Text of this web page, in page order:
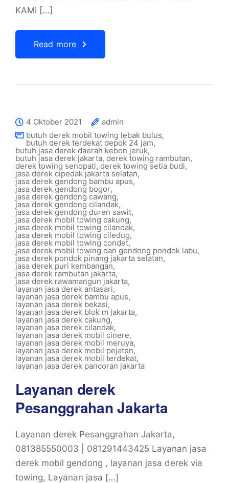
KAMI […]
Read more
4 Oktober 2021
admin
butuh derek mobil towing lebak bulus,
butuh derek terdekat depok 24 jam,
butuh jasa derek daerah kebon jeruk,
butuh jasa derek jakarta, derek towing rambutan,
derek towing senopati, derek towing setia budi,
jasa derek cipedak jakarta selatan,
jasa derek gendong bambu apus,
jasa derek gendong bogor,
jasa derek gendong cawang,
jasa derek gendong cilandak,
jasa derek gendong duren sawit,
jasa derek mobil towing cakung,
jasa derek mobil towing cilandak,
jasa derek mobil towing ciledug,
jasa derek mobil towing condet,
jasa derek mobil towing dan gendong pondok labu,
jasa derek pondok pinang jakarta selatan,
jasa derek puri kembangan,
jasa derek rambutan jakarta,
jasa derek rawamangun jakarta,
layanan jasa derek antasari,
layanan jasa derek bambu apus,
layanan jasa derek bekasi,
layanan jasa derek blok m jakarta,
layanan jasa derek cakung,
layanan jasa derek cilandak,
layanan jasa derek mobil cinere,
layanan jasa derek mobil meruya,
layanan jasa derek mobil pejaten,
layanan jasa derek mobil terdekat,
layanan jasa derek pancoran jakarta
Layanan derek
Pesanggrahan Jakarta
Layanan derek Pesanggrahan Jakarta,
081385550003 | 081291443425 Layanan jasa
derek mobil gendong , layanan jasa derek via
towing, Layanan jasa […]